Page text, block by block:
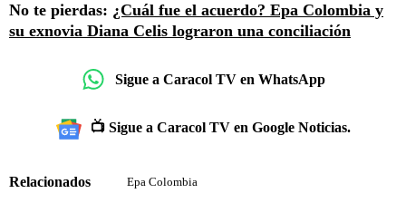
No te pierdas: ¿Cuál fue el acuerdo? Epa Colombia y
su exnovia Diana Celis lograron una conciliación
Sigue a Caracol TV en WhatsApp
📺 Sigue a Caracol TV en Google Noticias.
Relacionados Epa Colombia